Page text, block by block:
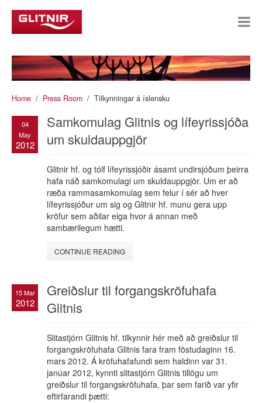
Home Press Room Tilkynningar á íslensku
04
May
2012
Samkomulag Glitnis og lífeyrissjóða
um skuldauppgjör
Glitnir hf. og tólf lífeyrissjóðir ásamt undirsjóðum þeirra
hafa náð samkomulagi um skuldauppgjör. Um er að
ræða rammasamkomulag sem felur í sér að hver
lífeyrissjóður um sig og Glitnir hf. munu gera upp
kröfur sem aðilar eiga hvor á annan með
sambærilegum hætti.
CONTINUE READING
15 Mar
2012
Greiðslur til forgangskröfuhafa
Glitnis
Slitastjórn Glitnis hf. tilkynnir hér með að greiðslur til
forgangskröfuhafa Glitnis fara fram föstudaginn 16.
mars 2012. Á kröfuhafafundi sem haldinn var 31.
janúar 2012, kynnti slitastjórn Glitnis tillögu um
greiðslur til forgangskröfuhafa, þar sem farið var yfir
eftirfarandi þætti: